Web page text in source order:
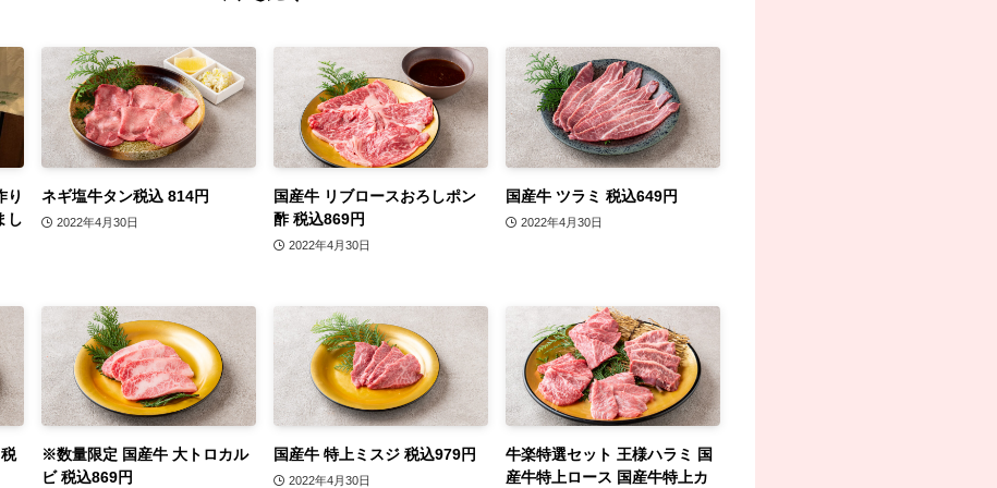
り
し
ネギ塩牛タン税込 814円
2022年4月30日
国産牛 リブロースおろしポン
酢 税込869円
2022年4月30日
国産牛 ツラミ 税込649円
2022年4月30日
※数量限定 国産牛 大トロカル
ビ 税込869円
国産牛 特上ミスジ 税込979円
2022年4月30日
牛楽特選セット 王様ハラミ 国
産牛特上ロース 国産牛特上カ